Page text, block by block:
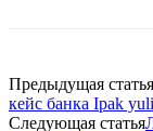
Предыдущая статья
кейс банка Ipak
Следующая статья